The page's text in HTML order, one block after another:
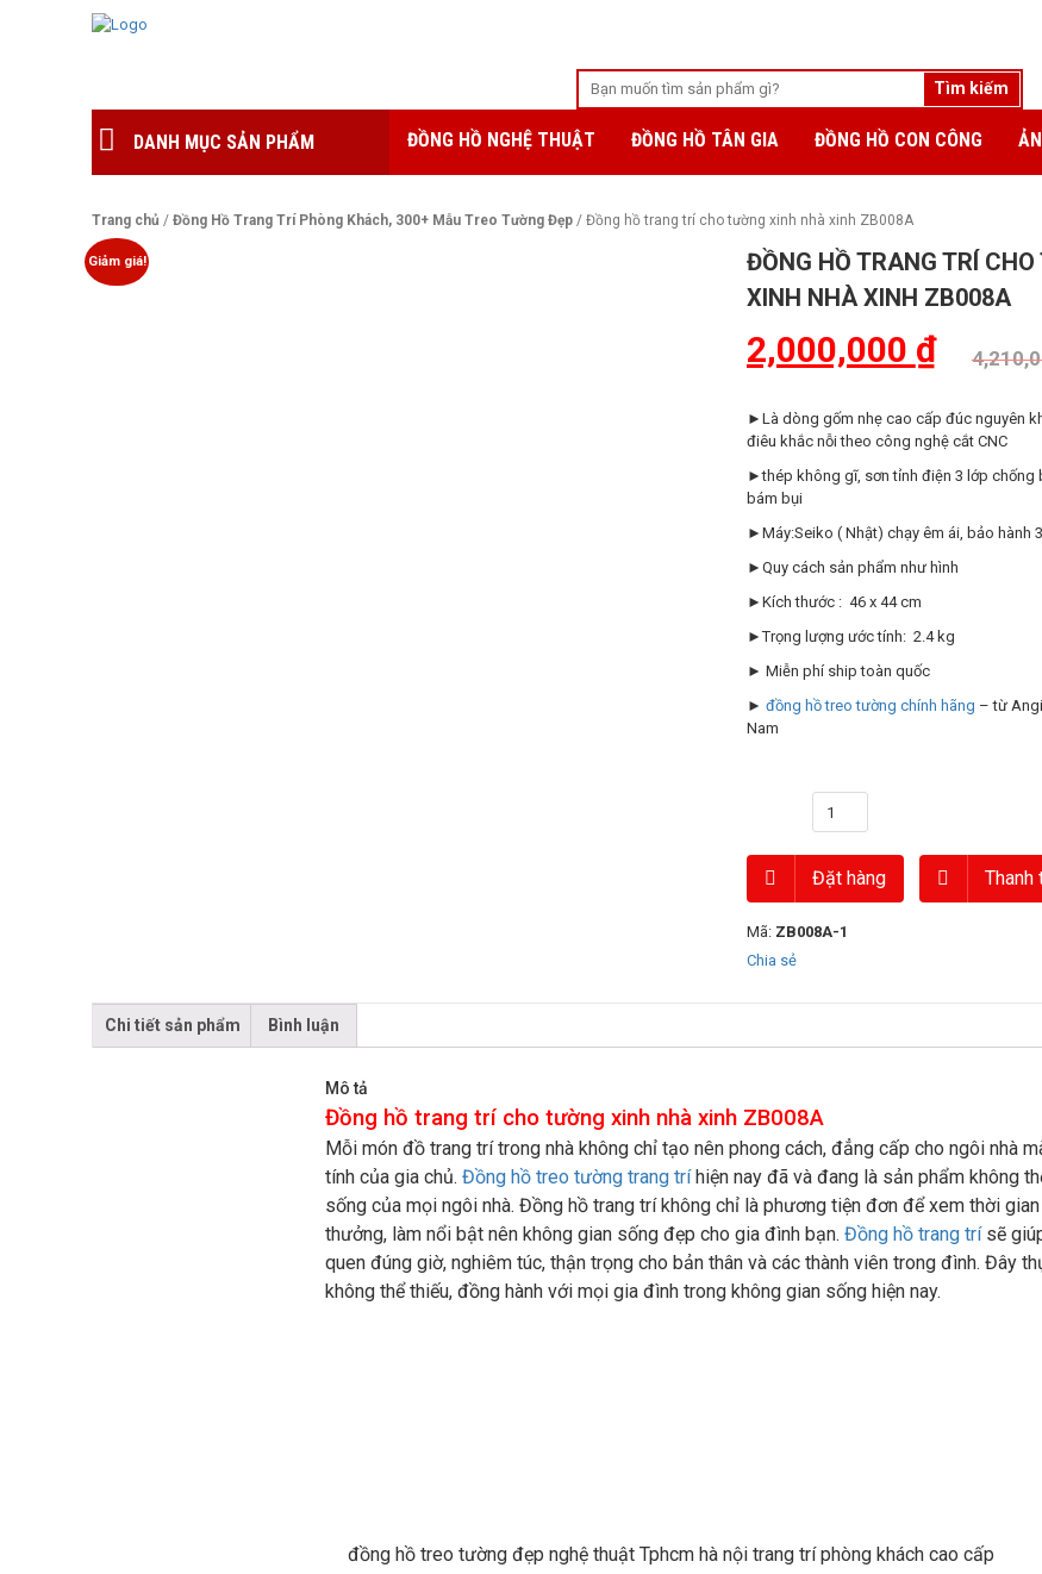
DANH MỤC SẢN PHẨM ĐỒNG HỒ NGHỆ THUẬT ĐỒNG HỒ TÂN GIA ĐỒNG HỒ CON CÔNG
Trang chủ / Đồng Hồ Trang Trí Phòng Khách, 300+ Mẫu Treo Tường Đẹp / Đồng hồ trang trí cho tường xinh nhà xinh ZB008A
Giảm giá!
ĐỒNG HỒ TRANG TRÍ CHO
XINH NHÀ XINH ZB008A
2,000,000 ₫
►Là dòng gốm nhẹ cao cấp đúc nguyên
điêu khắc nỗi theo công nghệ cắt CNC
►thép không gĩ, sơn tỉnh điện 3 lớp chống
bám bụi
►Máy:Seiko ( Nhật) chạy êm ái, bảo hành
►Quy cách sản phẩm như hình
►Kích thước : 46 x 44 cm
►Trọng lượng ước tính: 2.4 kg
► Miễn phí ship toàn quốc
► đồng hồ treo tường chính hãng – từ
Nam
Đặt hàng Thanh
Mã: ZB008A-1
Chia sẻ
Chi tiết sản phẩm Bình luận
Mô tả
Đồng hồ trang trí cho tường xinh nhà xinh ZB008A
Mỗi món đồ trang trí trong nhà không chỉ tạo nên phong cách, đẳng cấp cho ngôi nhà
tính của gia chủ. Đồng hồ treo tường trang tríhiện nay đã và đang là sản phẩm không
sống của mọi ngôi nhà. Đồng hồ trang trí không chỉ là phương tiện đơn để xem thời
thưởng, làm nổi bật nên không gian sống đẹp cho gia đình bạn. Đồng hồ trang trísẽ
quen đúng giờ, nghiêm túc, thận trọng cho bản thân và các thành viên trong đình. Đây
không thể thiếu, đồng hành với mọi gia đình trong không gian sống hiện nay.
đồng hồ treo tường đẹp nghệ thuật Tphcm hà nội trang trí phòng khách cao cấp